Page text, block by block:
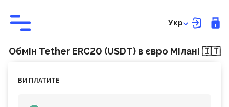
Укр
Обмін Tether ERC20 (USDT) в євро Мілані 🇮🇹
ВИ ПЛАТИТЕ